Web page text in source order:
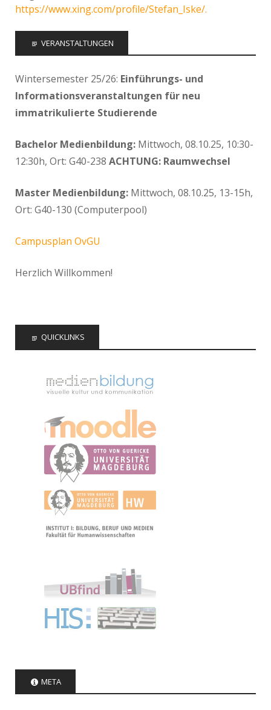
https://www.xing.com/profile/Stefan_Iske/.
VERANSTALTUNGEN
Wintersemester 25/26: Einführungs- und
Informationsveranstaltungen für neu
immatrikulierte Studierende
Bachelor Medienbildung: Mittwoch, 08.10.25, 10:30-
12:30h, Ort: G40-238 ACHTUNG: Raumwechsel
Master Medienbildung: Mittwoch, 08.10.25, 13-15h,
Ort: G40-130 (Computerpool)
Campusplan OvGU
Herzlich Willkommen!
QUICKLINKS
META